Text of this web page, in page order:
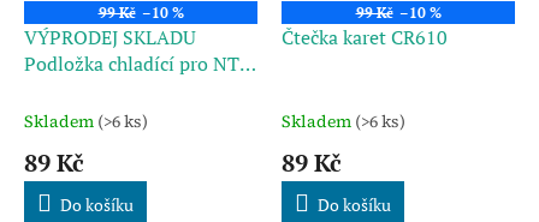
99 Kč –10 %
VÝPRODEJ SKLADU
Podložka chladící pro NTB
Skladem (>6 ks)
89 Kč
Do košíku
99 Kč –10 %
Čtečka karet CR610
Skladem (>6 ks)
89 Kč
Do košíku